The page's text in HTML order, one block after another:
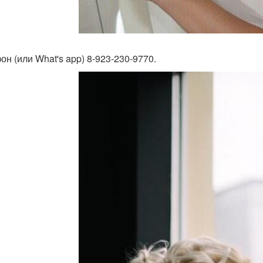
(или What's app) 8-923-230-9770.